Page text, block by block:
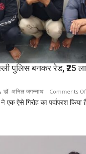
हो
पुलिस बनकर रेड, ₹25
डॉ. अनिल जगन्नाथ Comments
एक ऐसे गिरोह का पर्दाफाश